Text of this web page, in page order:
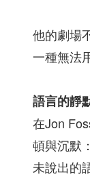
他的劇場
一種無法
語言的靜
在Jon
頓與沉默
未說出的